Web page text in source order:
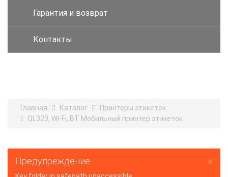
Гарантия и возврат
Контакты
Главная Каталог
Принтеры этикеток
QL320, Wi-Fi, BT Мобильный принтер этикеток
×
Предупреждение